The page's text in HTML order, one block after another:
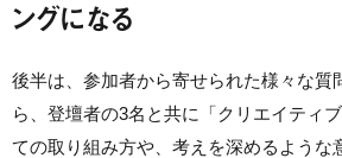
ングになる
後半は、参加者から寄せられた様々な質
ら、登壇者の3名と共に「クリエイティ
ての取り組み方や、考えを深めるような